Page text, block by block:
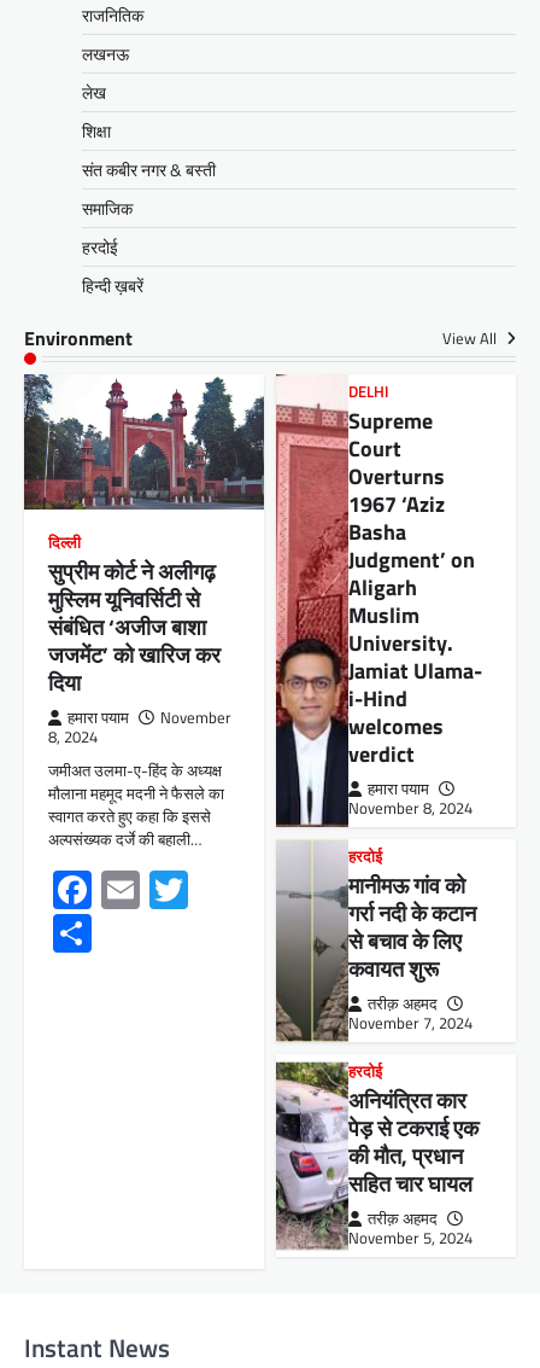
राजनितिक
लखनऊ
लेख
शिक्षा
संत कबीर नगर & बस्ती
समाजिक
हरदोई
हिन्दी ख़बरें
Environment View All
दिल्ली
सुप्रीम कोर्ट ने अलीगढ़
मुस्लिम यूनिवर्सिटी से
संबंधित ‘अजीज बाशा
जजमेंट’ को खारिज कर
दिया
हमारा पयाम
November
8, 2024
जमीअत उलमा-ए-हिंद के अध्यक्ष
मौलाना महमूद मदनी ने फैसले का
स्वागत करते हुए कहा कि इससे
अल्पसंख्यक दर्जे की बहाली…
Facebook
Email Twitter
DELHI
Supreme
Court
Overturns
1967 ‘Aziz
Basha
Judgment’ on
Aligarh
Muslim
University.
Jamiat Ulama-
i-Hind
welcomes
verdict
हमारा पयाम
November 8, 2024
हरदोई
मानीमऊ गांव को
गर्रा नदी के कटान
से बचाव के लिए
कवायत शुरू
तरीक़ अहमद
November 7, 2024
हरदोई
अनियंत्रित कार
पेड़ से टकराई एक
की मौत, प्रधान
सहित चार घायल
तरीक़ अहमद
November 5, 2024
Instant News